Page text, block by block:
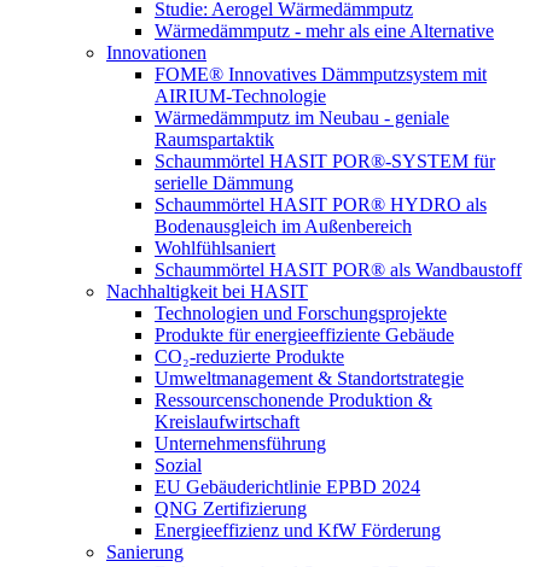
Studie: Aerogel Wärmedämmputz
Wärmedämmputz - mehr als eine Alternative
Innovationen
FOME® Innovatives Dämmputzsystem mit
AIRIUM-Technologie
Wärmedämmputz im Neubau - geniale
Raumspartaktik
Schaummörtel HASIT POR®-SYSTEM für
serielle Dämmung
Schaummörtel HASIT POR® HYDRO als
Bodenausgleich im Außenbereich
Wohlfühlsaniert
Schaummörtel HASIT POR® als Wandbaustoff
Nachhaltigkeit bei HASIT
Technologien und Forschungsprojekte
Produkte für energieeffiziente Gebäude
CO₂-reduzierte Produkte
Umweltmanagement & Standortstrategie
Ressourcenschonende Produktion &
Kreislaufwirtschaft
Unternehmensführung
Sozial
EU Gebäuderichtlinie EPBD 2024
QNG Zertifizierung
Energieeffizienz und KfW Förderung
Sanierung